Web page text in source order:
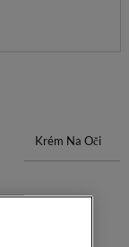
Krém Na Oči